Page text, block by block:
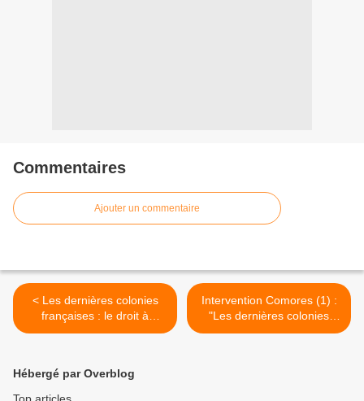
Commentaires
Ajouter un commentaire
< Les dernières colonies
françaises : le droit à
l'autodétermination (Tract
Intervention Comores (1) :
"Les dernières colonies
françaises-Le droit à
Hébergé par Overblog